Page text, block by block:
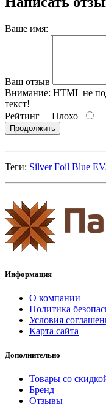
Ваше имя:
Ваш отзыв
Внимание: HTML не
текст!
Рейтинг Плохо
Продолжить
Теги: Silver Foil Blue
Информация
О компании
Политика
Условия
Карта сайта
Дополнительно
Товары со
Бренд
Отзывы